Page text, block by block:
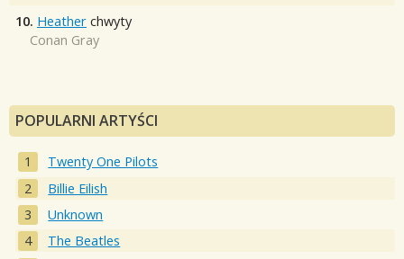
10. Heather chwyty
Conan Gray
POPULARNI ARTYŚCI
Twenty One Pilots
Billie Eilish
Unknown
The Beatles